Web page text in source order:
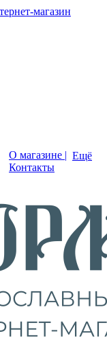
О магазине |
Контакты
Ещё